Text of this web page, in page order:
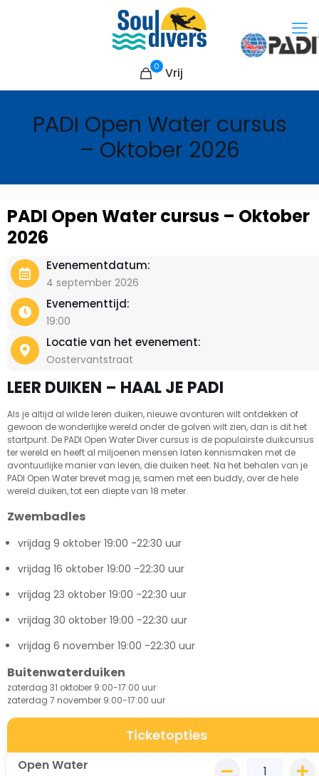
0 Vrij
PADI Open Water cursus
– Oktober 2026
PADI Open Water cursus – Oktober
2026
Evenementdatum:
4 september 2026
Evenementtijd:
19:00
Locatie van het evenement:
Oostervantstraat
LEER DUIKEN – HAAL JE PADI
Als je altijd al wilde leren duiken, nieuwe avonturen wilt ontdekken of
gewoon de wonderlijke wereld onder de golven wilt zien, dan is dit het
startpunt. De PADI Open Water Diver cursus is de populairste duikcursus
ter wereld en heeft al miljoenen mensen laten kennismaken met de
avontuurlijke manier van leven, die duiken heet. Na het behalen van je
PADI Open Water brevet mag je, samen met een buddy, over de hele
wereld duiken, tot een diepte van 18 meter.
Zwembadles
vrijdag 9 oktober 19:00 -22:30 uur
vrijdag 16 oktober 19:00 -22:30 uur
vrijdag 23 oktober 19:00 -22:30 uur
vrijdag 30 oktober 19:00 -22:30 uur
vrijdag 6 november 19:00 -22:30 uur
Buitenwaterduiken
zaterdag 31 oktober 9:00-17:00 uur
zaterdag 7 november 9:00-17:00 uur
Ticketopties
Open Water